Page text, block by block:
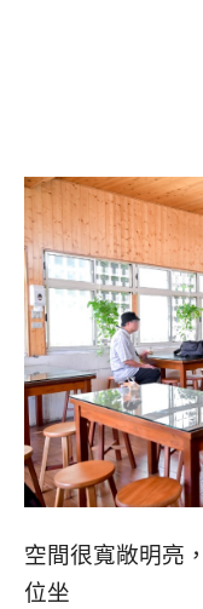
空間很寬敞明亮
位坐